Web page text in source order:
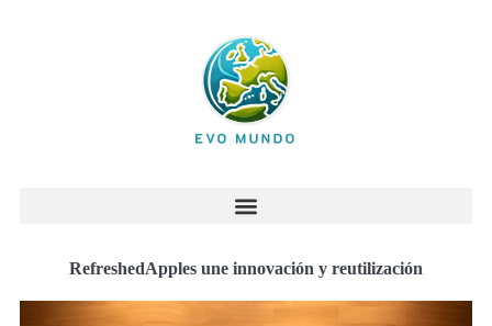
RefreshedApples une innovación y reutilización